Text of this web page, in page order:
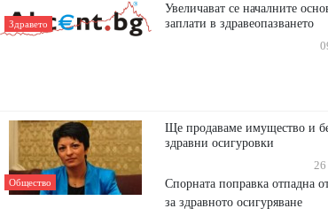
Здравето
Увеличават се началните
заплати в здравеопазването
Общество
Ще продаваме имущество и
здравни осигуровки
Спорната поправка отпадна
за здравното осигуряване